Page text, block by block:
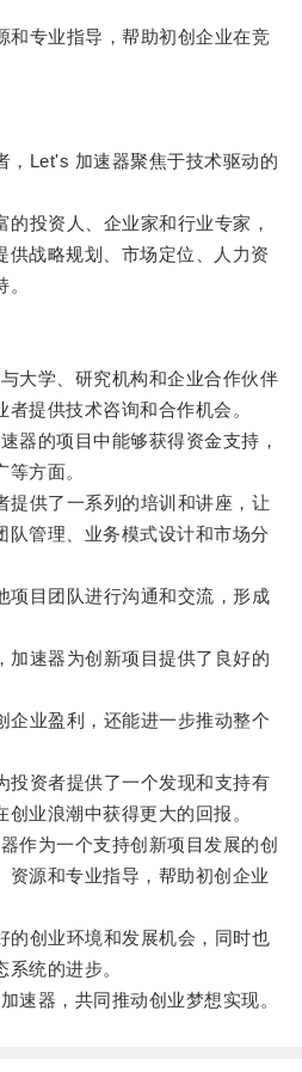
专业指导，帮助初创企业在竞
Let's 加速器聚焦于技术驱动的
投资人、企业家和行业专家，
供战略规划、市场定位、人力资
学、研究机构和企业合作伙伴
提供技术咨询和合作机会。
的项目中能够获得资金支持，
方面。
供了一系列的培训和讲座，让
队管理、业务模式设计和市场分
目团队进行沟通和交流，形成
速器为创新项目提供了良好的
业盈利，还能进一步推动整个
资者提供了一个发现和支持有
业浪潮中获得更大的回报。
为一个支持创新项目发展的创
资源和专业指导，帮助初创企业
创业环境和发展机会，同时也
统的进步。
器，共同推动创业梦想实现。